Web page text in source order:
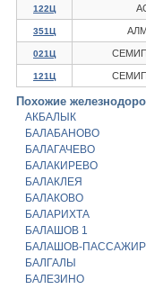
122Ц
351Ц
021Ц
121Ц
Похожие
АКБАЛЫК
БАЛАБАНОВО
БАЛАГАЧЕВО
БАЛАКИРЕВО
БАЛАКЛЕЯ
БАЛАКОВО
БАЛАРИХТА
БАЛАШОВ 1
БАЛАШОВ-
БАЛГАЛЫ
БАЛЕЗИНО